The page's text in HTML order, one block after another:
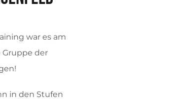
war es am
Gruppe der
in den Stufen